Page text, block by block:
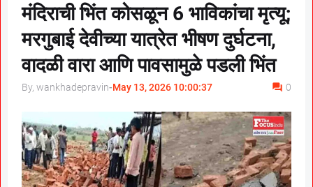
मंदिराची भिंत कोसळून 6 भाविकांचा मृत्यू;
मरगुबाई देवीच्या यात्रेत भीषण दुर्घटना,
वादळी वारा आणि पावसामुळे पडली भिंत
By, wankhadepravin-May 13, 2026 10:00:37 0